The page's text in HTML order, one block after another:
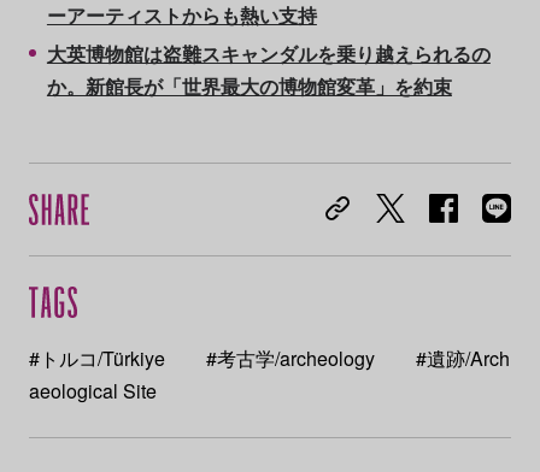
ーアーティストからも熱い支持
大英博物館は盗難スキャンダルを乗り越えられるの
か。新館長が「世界最大の博物館変革」を約束
#トルコ/Türkiye #考古学/archeology
#遺跡/Arch
aeological Site